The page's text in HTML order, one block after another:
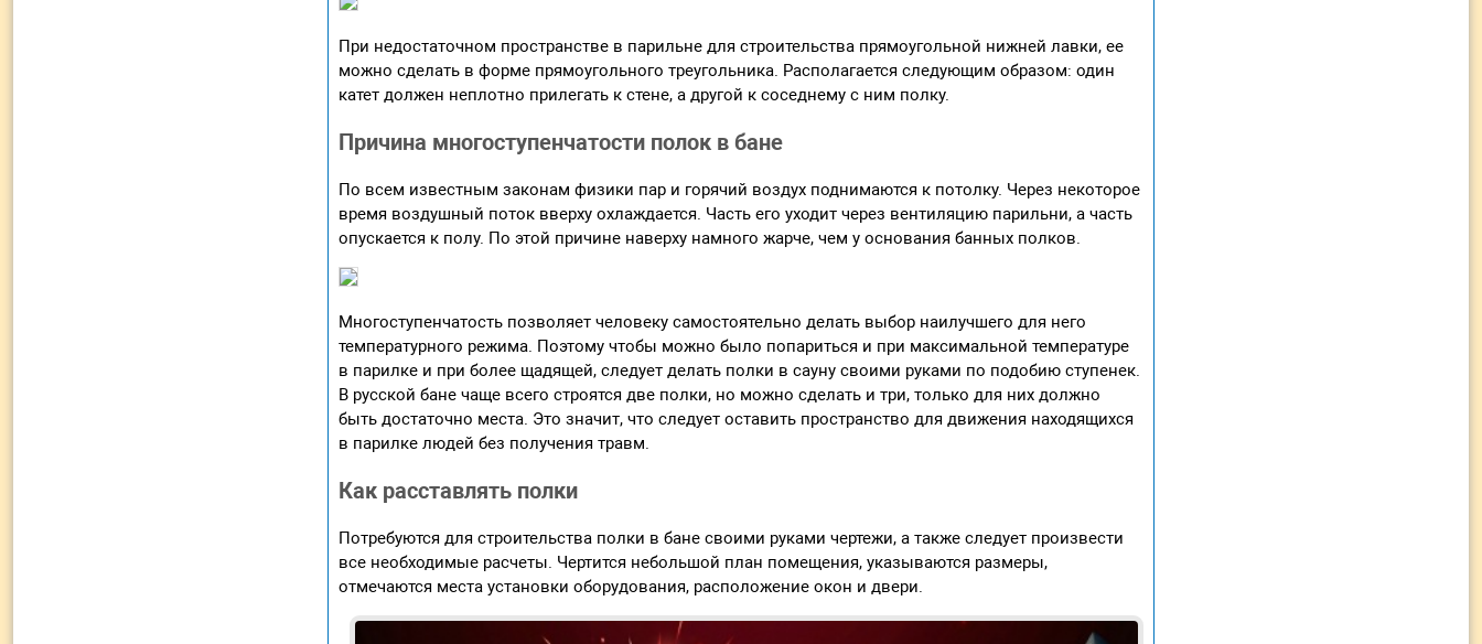
При недостаточном пространстве в парильне для строительства прямоугольной нижней лавки, ее
можно сделать в форме прямоугольного треугольника. Располагается следующим образом: один
катет должен неплотно прилегать к стене, а другой к соседнему с ним полку.
Причина многоступенчатости полок в бане
По всем известным законам физики пар и горячий воздух поднимаются к потолку. Через некоторое
время воздушный поток вверху охлаждается. Часть его уходит через вентиляцию парильни, а часть
опускается к полу. По этой причине наверху намного жарче, чем у основания банных полков.
Многоступенчатость позволяет человеку самостоятельно делать выбор наилучшего для него
температурного режима. Поэтому чтобы можно было попариться и при максимальной температуре
в парилке и при более щадящей, следует делать полки в сауну своими руками по подобию ступенек.
В русской бане чаще всего строятся две полки, но можно сделать и три, только для них должно
быть достаточно места. Это значит, что следует оставить пространство для движения находящихся
в парилке людей без получения травм.
Как расставлять полки
Потребуются для строительства полки в бане своими руками чертежи, а также следует произвести
все необходимые расчеты. Чертится небольшой план помещения, указываются размеры,
отмечаются места установки оборудования, расположение окон и двери.